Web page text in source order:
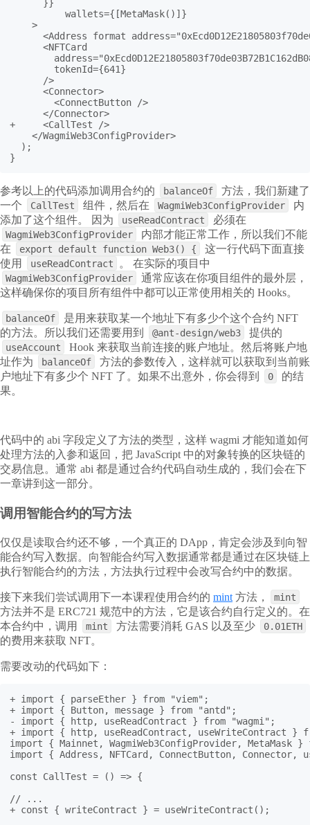
      }}
    >
<Address format
      <NFTCard
        tokenId={641}
      />
      <Connector>
        <ConnectButton />
      </Connector>
+     <CallTest />
    </WagmiWeb3ConfigProvider>
  );
}
参考以上的代码添加调用合约的 balanceOf
方法，我们新建了
一个
CallTest 组件，然后在 WagmiWeb3ConfigProvider
内
添加了这个组件。 因为
useReadContract 必须在
WagmiWeb3ConfigProvider
内部才能正常工作，所以我们不能
在
export default function Web3() {
这一行代码下面直接
使用
useReadContract 。 在实际的项目中
WagmiWeb3ConfigProvider
通常应该在你项目组件的最外层，
这样确保你的项目所有组件中都可以正常使用相关的 Hooks。
balanceOf
是用来获取某一个地址下有多少个这个合约 NFT
的方法。所以我们还需要用到
@ant-design/web3 提供的
useAccount
Hook 来获取当前连接的账户地址。然后将账户地
址作为
balanceOf
方法的参数传入，这样就可以获取到当前账
户地址下有多少个 NFT 了。如果不出意外，你会得到
0
的结
果。
代码中的 abi 字段定义了方法的类型，这样 wagmi 才能知道如何
处理方法的入参和返回，把 JavaScript 中的对象转换的区块链的
交易信息。通常 abi 都是通过合约代码自动生成的，我们会在下
一章讲到这一部分。
调用智能合约的写方法
仅仅是读取合约还不够，一个真正的 DApp，肯定会涉及到向智
能合约写入数据。向智能合约写入数据通常都是通过在区块链上
执行智能合约的方法，方法执行过程中会改写合约中的数据。
接下来我们尝试调用下一本课程使用合约的 mint 方法， mint
方法并不是 ERC721 规范中的方法，它是该合约自行定义的。在
本合约中，调用
mint 方法需要消耗 GAS 以及至少 0.01ETH
的费用来获取 NFT。
需要改动的代码如下：
+ import { parseEther } from "viem";
+ import { Button, message } from "antd";
- import { http, useReadContract } from "wagmi";
+ import { http, useReadContract, useWriteContract }
import { Mainnet, WagmiWeb3ConfigProvider, MetaMask
import { Address, NFTCard, ConnectButton, Connector,
const CallTest = () => {
// ...
+ const { writeContract } = useWriteContract();